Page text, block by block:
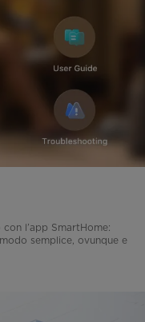
l’app SmartHome:
semplice, ovunque e